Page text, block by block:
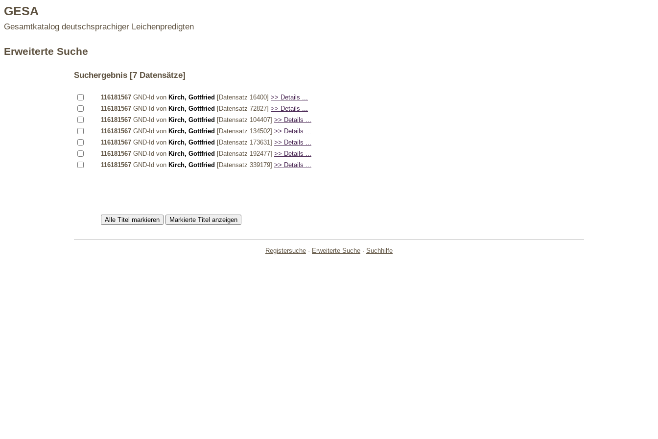
GESA
Gesamtkatalog deutschsprachiger Leichenpredigten
Erweiterte Suche
Suchergebnis [7 Datensätze]
116181567 GND-Id von Kirch, Gottfried [Datensatz 16400] >> Details ...
116181567 GND-Id von Kirch, Gottfried [Datensatz 72827] >> Details ...
116181567 GND-Id von Kirch, Gottfried [Datensatz 104407] >> Details ...
116181567 GND-Id von Kirch, Gottfried [Datensatz 134502] >> Details ...
116181567 GND-Id von Kirch, Gottfried [Datensatz 173631] >> Details ...
116181567 GND-Id von Kirch, Gottfried [Datensatz 192477] >> Details ...
116181567 GND-Id von Kirch, Gottfried [Datensatz 339179] >> Details ...
Registersuche · Erweiterte Suche · Suchhilfe